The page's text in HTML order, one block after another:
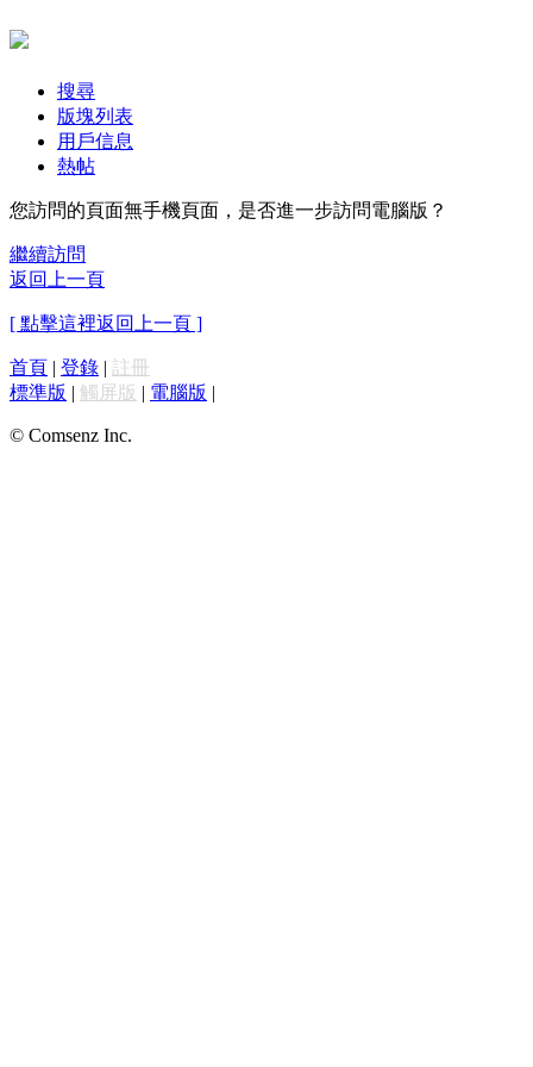
搜尋
版塊列表
用戶信息
熱帖
您訪問的頁面無手機頁面，是否進一步訪問電腦版？
繼續訪問
返回上一頁
[ 點擊這裡返回上一頁 ]
首頁 | 登錄 | 註冊
標準版 | 觸屏版 | 電腦版 |
© Comsenz Inc.